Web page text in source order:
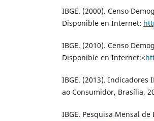
IBGE. (2000). Censo
Disponible en Internet:
IBGE. (2010). Censo
Disponible en Internet:<
IBGE. (2013). Indicadores
ao Consumidor, Brasília,
IBGE. Pesquisa Mensal